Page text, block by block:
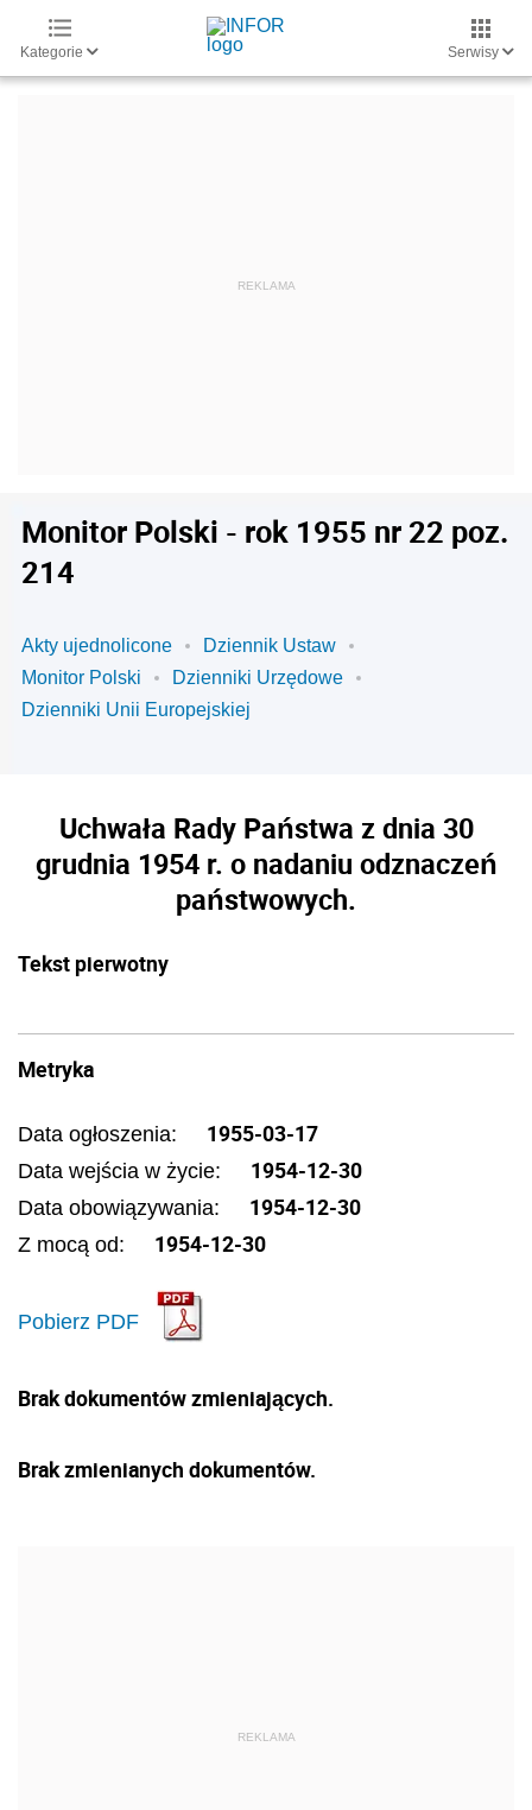
Kategorie Serwisy
Monitor Polski - rok 1955 nr 22 poz.
214
Akty ujednolicone
Dziennik Ustaw
Monitor Polski
Dzienniki Urzędowe
Dzienniki Unii Europejskiej
Uchwała Rady Państwa z dnia 30
grudnia 1954 r. o nadaniu odznaczeń
państwowych.
Tekst pierwotny
Metryka
Data ogłoszenia: 1955-03-17
Data wejścia w życie: 1954-12-30
Data obowiązywania: 1954-12-30
Z mocą od: 1954-12-30
Pobierz PDF
Brak dokumentów zmieniających.
Brak zmienianych dokumentów.